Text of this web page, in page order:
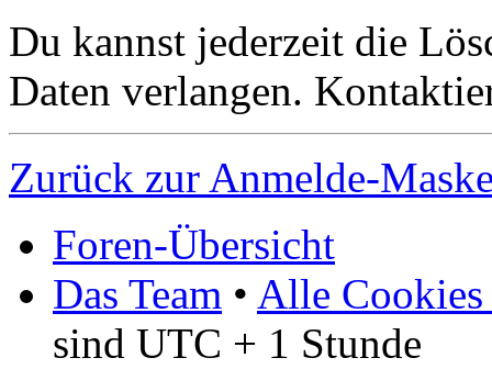
Du kannst jederzeit die
Daten verlangen.
Zurück zur Anmelde-
Foren-Übersicht
Das Team • Alle Cookies
sind UTC + 1 Stunde